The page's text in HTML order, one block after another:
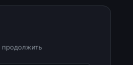
продолжить